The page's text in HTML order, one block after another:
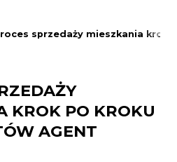
sprzedaży mieszkania krok
KROK PO KROKU
AGENT